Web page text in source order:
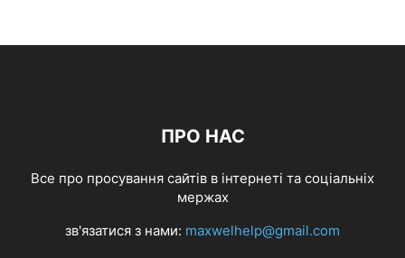
ПРО НАС
Все про просування сайтів в інтернеті та соціальніх
мержах
зв'язатися з нами: maxwelhelp@gmail.com